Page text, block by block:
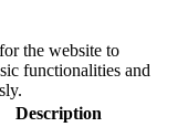
the website to
functionalities and
Description